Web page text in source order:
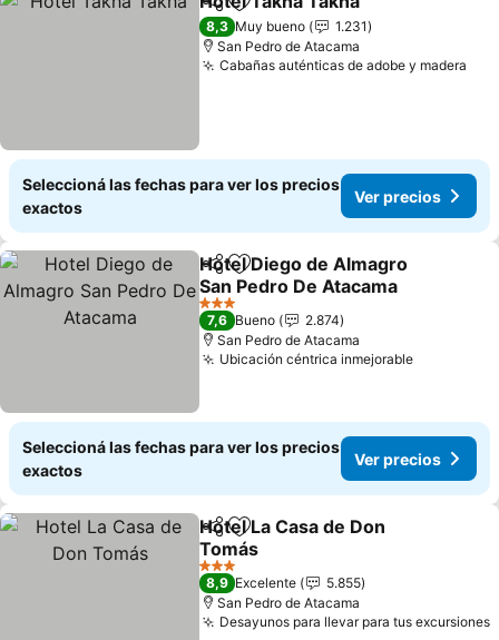
CompartirAñadir a favoritos
8,3 Muy bueno
1.231
San Pedro de Atacama
Cabañas auténticas de adobe y madera
Seleccioná las fechas para ver los precios
exactos
Ver precios
CompartirAñadir a favoritos
Hotel Diego de Almagro
San Pedro De Atacama
Ver precios
3 Estrellas
7,6 Bueno
2.874
San Pedro de Atacama
Ubicación céntrica inmejorableVer
Seleccioná las fechas para ver los precios
exactos
Ver precios
CompartirAñadir a favoritos
Hotel La Casa de Don
Tomás
Ver precios
3 Estrellas
8,9 Excelente
5.855
San Pedro de Atacama
Desayunos para llevar para tus excursiones